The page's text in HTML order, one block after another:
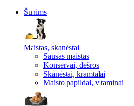
Šunims
Maistas, skanėstai
Sausas maistas
Konservai, dešros
Skanėstai, kramtalai
Maisto papildai, vitaminai